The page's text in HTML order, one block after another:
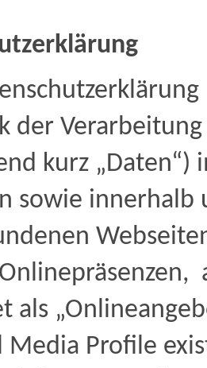
der
kurz
sowie
als
Media Profile